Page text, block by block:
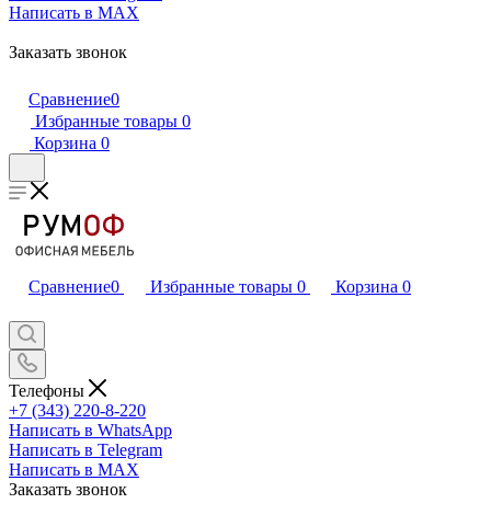
Написать в MAX
Заказать звонок
Сравнение0
Избранные товары 0
Корзина 0
Сравнение0 Избранные товары 0 Корзина 0
Телефоны
+7 (343) 220-8-220
Написать в WhatsApp
Написать в Telegram
Написать в MAX
Заказать звонок